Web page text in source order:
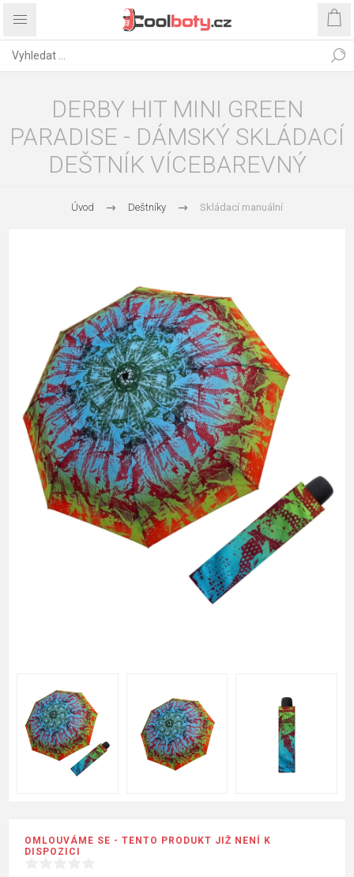
DERBY HIT MINI GREEN
PARADISE - DÁMSKÝ SKLÁDACÍ
DEŠTNÍK VÍCEBAREVNÝ
Úvod Deštníky Skládací manuální
OMLOUVÁME SE - TENTO PRODUKT JIŽ NENÍ K
DISPOZICI